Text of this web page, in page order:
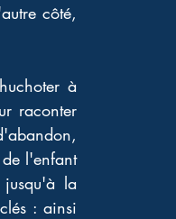
côté,
à
raconter
l'enfant
jusqu'à la
: ainsi